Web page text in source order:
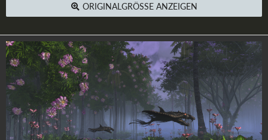
ORIGINALGRÖSSE ANZEIGEN